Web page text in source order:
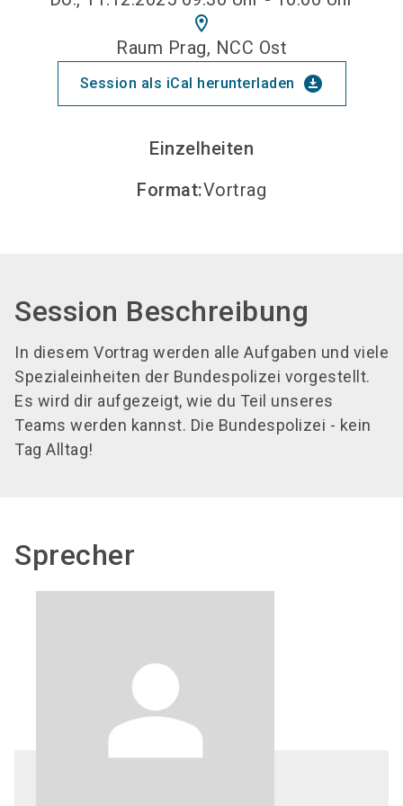
location_on
Raum Prag, NCC Ost
Session als iCal herunterladen download_for_offline
Einzelheiten
Format:Vortrag
Session Beschreibung
In diesem Vortrag werden alle Aufgaben und viele
Spezialeinheiten der Bundespolizei vorgestellt.
Es wird dir aufgezeigt, wie du Teil unseres
Teams werden kannst. Die Bundespolizei - kein
Tag Alltag!
Sprecher